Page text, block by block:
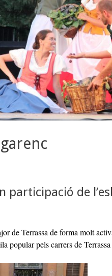
de
de Terrassa de forma molt
popular pels carrers de